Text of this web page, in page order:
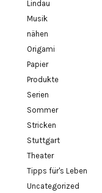
Lindau
Musik
nähen
Origami
Papier
Produkte
Serien
Sommer
Stricken
Stuttgart
Theater
Tipps für's Leben
Uncategorized